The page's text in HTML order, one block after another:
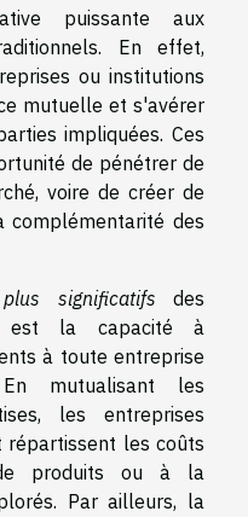
puissante aux
En effet,
ou institutions
mutuelle et s'avérer
impliquées. Ces
de pénétrer de
voire de créer de
complémentarité des
plus significatifs des
est la capacité à
à toute entreprise
mutualisant les
les entreprises
répartissent les coûts
produits ou à la
Par ailleurs, la